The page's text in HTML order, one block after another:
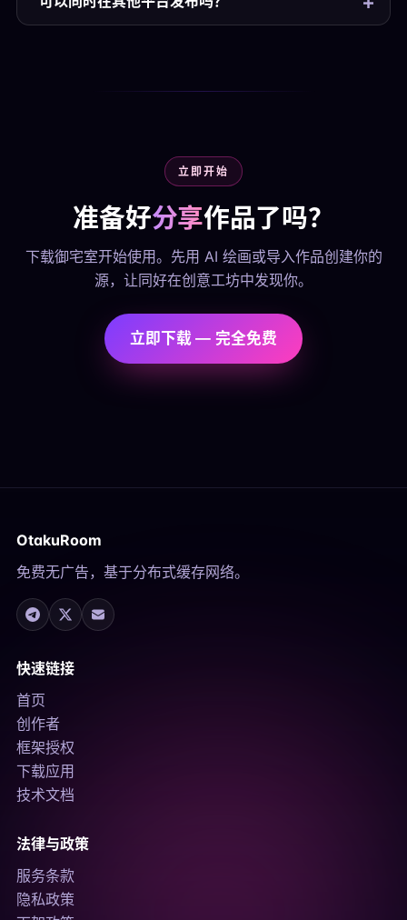
创作者兑现。
实的违规源会进入源级黑名单，无法再通过官方客
立即开始
准备好分享作品了吗？
下载御宅室开始使用。先用 AI 绘画或导入作品创建你的
源，让同好在创意工坊中发现你。
立即下载 — 完全免费
OtakuRoom
免费无广告，基于分布式缓存网络。
快速链接
首页
创作者
框架授权
下载应用
技术文档
法律与政策
服务条款
隐私政策